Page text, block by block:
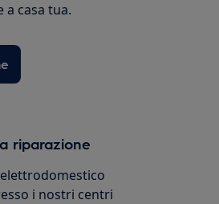
casa tua.
riparazione
i nostri centri